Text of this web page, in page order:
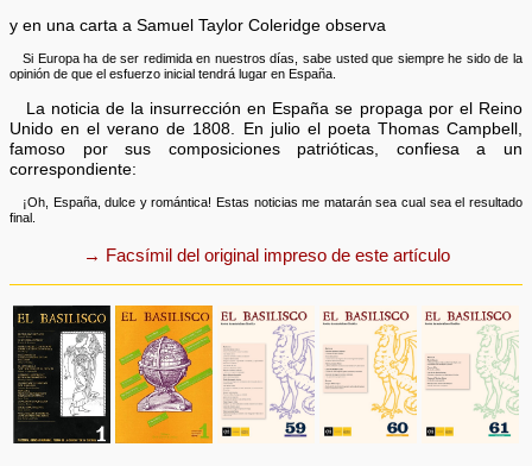
y en una carta a Samuel Taylor Coleridge observa
Si Europa ha de ser redimida en nuestros días, sabe usted que siempre he sido de la
opinión de que el esfuerzo inicial tendrá lugar en España.
La noticia de la insurrección en España se propaga por el Reino
Unido en el verano de 1808. En julio el poeta Thomas Campbell,
famoso por sus composiciones patrióticas, confiesa a un
correspondiente:
¡Oh, España, dulce y romántica! Estas noticias me matarán sea cual sea el resultado
final.
→ Facsímil del original impreso de este artículo